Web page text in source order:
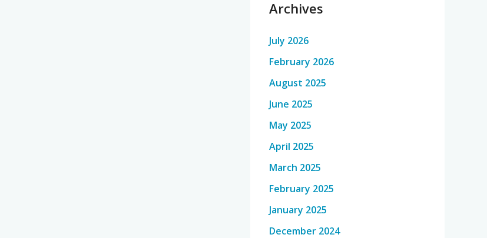
Archives
July 2026
February 2026
August 2025
June 2025
May 2025
April 2025
March 2025
February 2025
January 2025
December 2024